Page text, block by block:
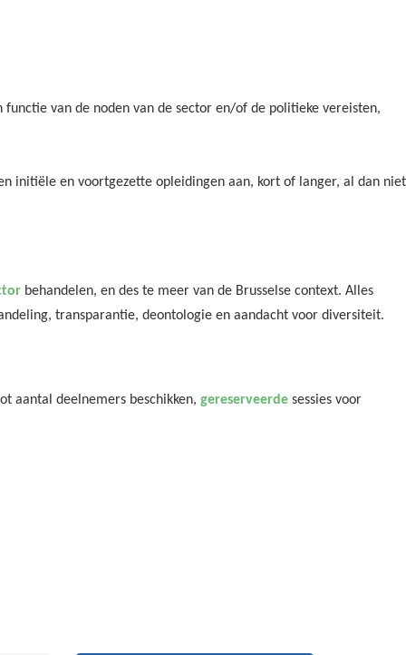
van de noden van de sector en/of de politieke vereisten,
initiële en voortgezette opleidingen aan, kort of langer, al dan niet
behandelen, en des te meer van de Brusselse context. Alles
transparantie, deontologie en aandacht voor diversiteit.
aantal deelnemers beschikken, gereserveerde sessies voor